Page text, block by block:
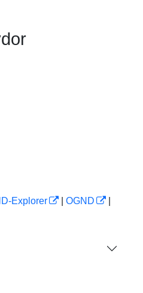
Explorer OGND